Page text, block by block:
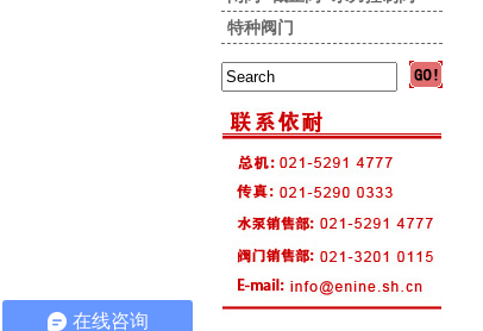
特种阀门
在线咨询